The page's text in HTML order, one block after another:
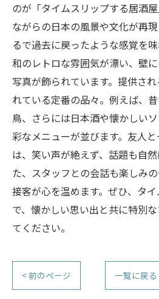
のが「タイムスリップする居酒
ながらの日本の風景や文化が再
るで過去に戻ったような感覚を
和のレトロな雰囲気が漂い、壁
写真が飾られています。提供さ
れている定番の品々。例えば、
鳥、さらには日本酒や懐かしい
彩なメニューが並びます。友人
は、笑い声が絶えず、話題も自
た、スタッフとの会話も楽しみ
接客が心を温めます。ぜひ、タ
で、懐かしい思い出と共に特別
てください。
< 前のページ 一覧に戻る